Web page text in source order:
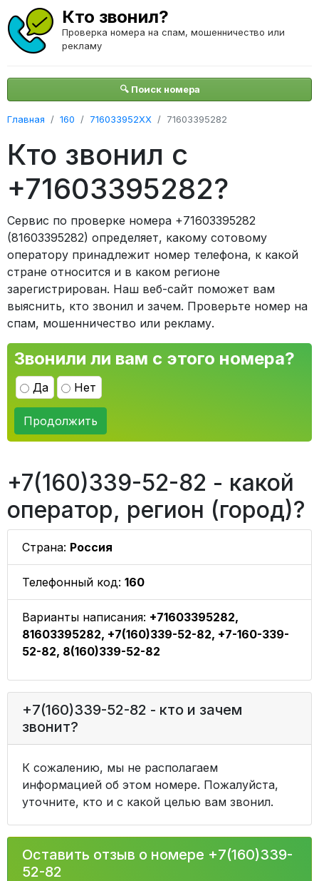
Кто звонил?
Проверка номера на спам, мошенничество или
рекламу
🔍 Поиск номера
Главная 160 716033952XX 71603395282
Кто звонил с
+71603395282?
Сервис по проверке номера +71603395282
(81603395282) определяет, какому сотовому
оператору принадлежит номер телефона, к какой
стране относится и в каком регионе
зарегистрирован. Наш веб-сайт поможет вам
выяснить, кто звонил и зачем. Проверьте номер на
спам, мошенничество или рекламу.
Звонили ли вам с этого номера?
Да Нет
Продолжить
+7(160)339-52-82 - какой
оператор, регион (город)?
Страна: Россия
Телефонный код: 160
Варианты написания: +71603395282,
81603395282, +7(160)339-52-82, +7-160-339-
52-82, 8(160)339-52-82
+7(160)339-52-82 - кто и зачем
звонит?
К сожалению, мы не располагаем
информацией об этом номере. Пожалуйста,
уточните, кто и с какой целью вам звонил.
Оставить отзыв о номере +7(160)339-
52-82